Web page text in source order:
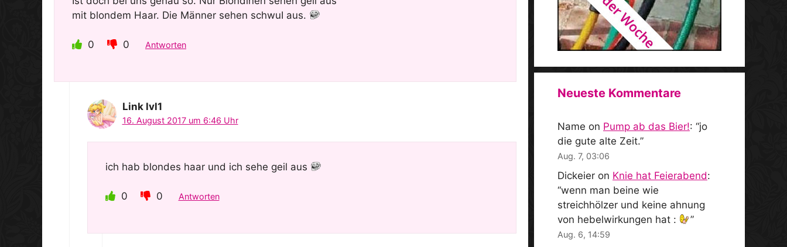
mit blondem Haar. Die Männer sehen schwuI aus.
0 0 Antworten
Link lvl1
16. August 2017 um 6:46 Uhr
ich hab blondes haar und ich sehe geil aus
0 0 Antworten
Neueste Kommentare
Name on Pump ab das Bier!: “jo
die gute alte Zeit.”
Aug. 7, 03:06
Dickeier on Knie hat Feierabend:
“wenn man beine wie
streichhölzer und keine ahnung
von hebelwirkungen hat :
”
Aug. 6, 14:59